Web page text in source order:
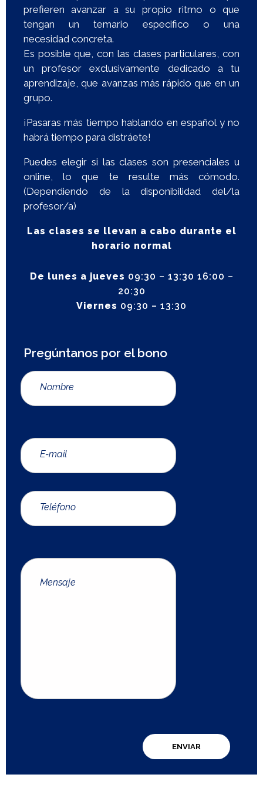
prefieren avanzar asu propio ritmo o que
tengan un temario especifico o una
necesidad concreta.
Es posible que, con las clases particulares, con
un profesorexclusivamente dedicado a tu
aprendizaje, que avanzas más rápidoque en un
grupo.
¡Pasaras más tiempo hablando en español y no
habrá tiempo para distráete!
Puedes elegir si las clases son presenciales u
online, lo que te resulte más cómodo.
(Dependiendo de la disponibilidad del/la
profesor/a)
Las clases se llevan a cabo durante el
horario normal
De lunes a jueves 09:30 – 13:30 16:00 –
20:30
Viernes 09:30 – 13:30
Pregúntanos por el bono